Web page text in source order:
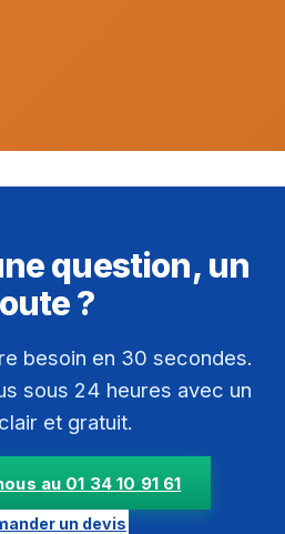
question, un
?
besoin en 30 secondes.
sous 24 heures avec un
et gratuit.
au 01 34 10 91 61
un devis